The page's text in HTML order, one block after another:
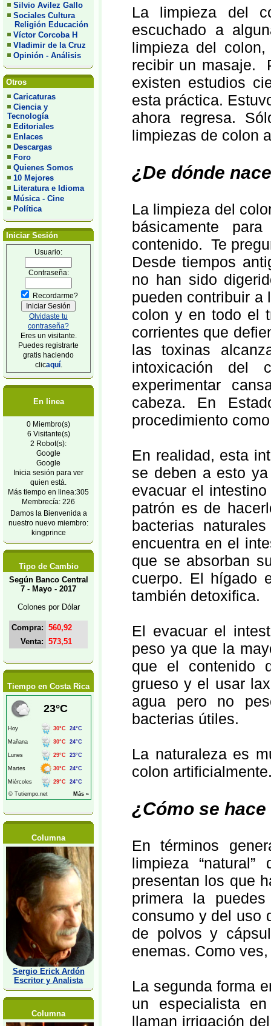
Silvio Avilez Gallo
Sociales Cultura
Religión Educación
Víctor Corcoba H
Vladimir de la Cruz
Opinión - Análisis
Otros
Caricaturas
Ciencia y
Tecnología
Editoriales
Enlaces
Descargas
Foro
Quienes Somos
10 Mejores
Literatura e Idioma
Música - Cine
Política
Iniciar Sesión
Usuario:
Contraseña:
Recordarme?
Olvidaste tu
contraseña?
Eres un visitante.
Puedes registrarte
gratis haciendo
clicaquí.
En linea
0 Miembro(s)
6 Visitante(s)
2 Robot(s):
Google
Google
Inicia sesión para ver
quien está.
Más tiempo en linea:305
Membrecía: 226
Damos la Bienvenida a
nuestro nuevo miembro:
kingprince
Tipo de Cambio
Según Banco Central
7 - Mayo - 2017
Colones por Dólar
Compra: 560,92
Venta: 573,51
Tiempo en Costa Rica
Columna
Sergio Erick Ardón
Escritor y Analista
Columna
La limpieza del
escuchado a
limpieza del
recibir un masaje.
existen estudios
esta práctica.
ahora regresa.
limpiezas de colon
¿De dónde
La limpieza del
básicamente
contenido. Te
Desde tiempos
no han sido
pueden contribuir a
colon y en todo el
corrientes que
las toxinas
intoxicación del
experimentar
cabeza. En
procedimiento
En realidad, esta
se deben a esto
evacuar el
patrón es de
bacterias
encuentra en el
que se absorban
cuerpo. El hígado
también detoxifica.
El evacuar el
peso ya que la
que el contenido
grueso y el usar
agua pero no
bacterias útiles.
La naturaleza es
colon
¿Cómo se
En términos
limpieza
presentan los que
primera la
consumo y del uso
de polvos y
enemas. Como
La segunda forma
un especialista
llaman irrigación